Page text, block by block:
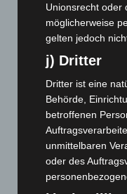
Mai 2026(99)
April 2026(99)
Februar 2026
Januar 2026
(122)
Dezember 2025 (103)
November 2025(114)
Oktober 2025 (112)
September 2025(93)
Unionsrecht oder
möglicherweise
gelten jedoch
j) Dritter
Dritter ist eine
Behörde,
betroffenen
unmittelbaren
oder des